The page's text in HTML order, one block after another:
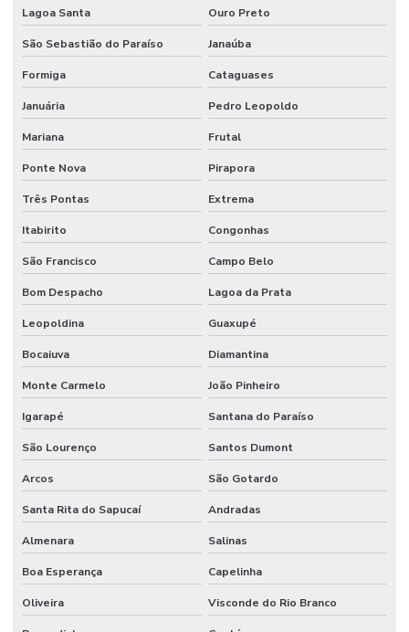
Lagoa Santa Ouro Preto
São Sebastião do Paraíso Janaúba
Formiga Cataguases
Januária Pedro Leopoldo
Mariana Frutal
Ponte Nova Pirapora
Três Pontas Extrema
Itabirito Congonhas
São Francisco Campo Belo
Bom Despacho Lagoa da Prata
Leopoldina Guaxupé
Bocaiuva Diamantina
Monte Carmelo João Pinheiro
Igarapé Santana do Paraíso
São Lourenço Santos Dumont
Arcos São Gotardo
Santa Rita do Sapucaí Andradas
Almenara Salinas
Boa Esperança Capelinha
Oliveira Visconde do Rio Branco